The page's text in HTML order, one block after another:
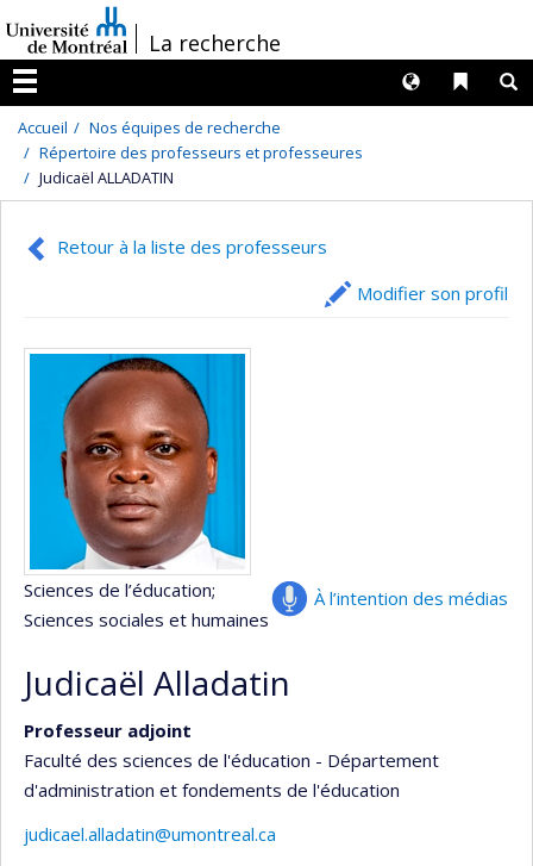
au
contenu
/La recherche
Menu
Liens
Langues
Accueil
Nos équipes de recherche
Répertoire des professeurs et professeures
Judicaël ALLADATIN
Retour à la liste des professeurs
Modifier son profil
À l’intention des médias
Sciences de l’éducation;
Sciences sociales et humaines
Judicaël Alladatin
Professeur adjoint
Faculté des sciences de l'éducation - Département
d'administration et fondements de l'éducation
judicael.alladatin@umontreal.ca